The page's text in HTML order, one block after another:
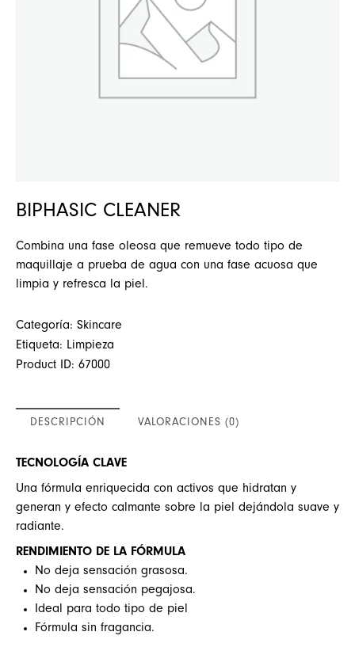
BIPHASIC CLEANER
Combina una fase oleosa que remueve todo tipo de
maquillaje a prueba de agua con una fase acuosa que
limpia y refresca la piel.
Categoría: Skincare
Etiqueta: Limpieza
Product ID: 67000
DESCRIPCIÓN VALORACIONES (0)
TECNOLOGÍA CLAVE
Una fórmula enriquecida con activos que hidratan y
generan y efecto calmante sobre la piel dejándola suave y
radiante.
RENDIMIENTO DE LA FÓRMULA
No deja sensación grasosa.
No deja sensación pegajosa.
Ideal para todo tipo de piel
Fórmula sin fragancia.